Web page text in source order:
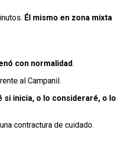
Él mismo en zona mixta
con normalidad.
al Campanil.
si inicia, o lo consideraré, o lo
contractura de cuidado.